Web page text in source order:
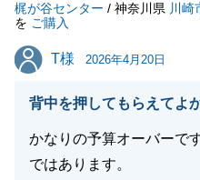
梶が谷センター / 神奈川県 川崎
を ご購入
T様
T様 2026年4月20日
背中を押してもらえてよ
かなりの予算オーバーで
ではあります。